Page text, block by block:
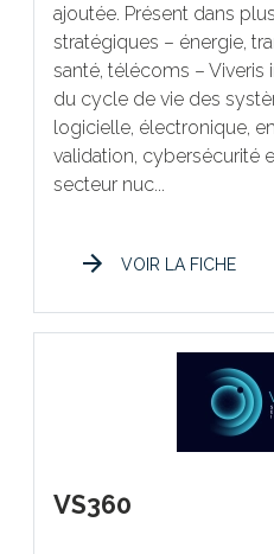
ajoutée. Présent dans
stratégiques – énergie,
santé, télécoms – Viveris
du cycle de vie des
logicielle, électronique,
validation, cybersécurité
secteur nuc...
VOIR LA FICHE
VS360